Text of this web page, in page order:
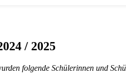
/ 2025
folgende Schülerinnen und